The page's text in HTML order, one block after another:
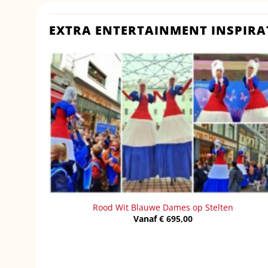
EXTRA ENTERTAINMENT
Rood Wit Blauwe Dames op Stelten
Vanaf€695,00